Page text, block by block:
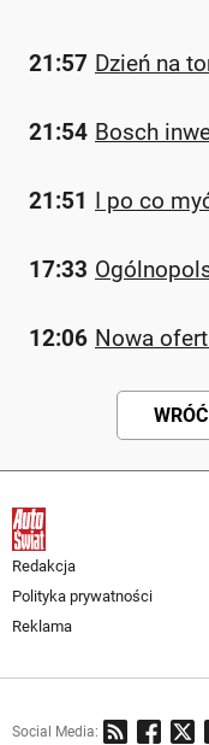
21:57 Dzień na
21:54 Bosch
21:51 I po co
17:33
12:06 Nowa
Redakcja
Polityka prywatności
Reklama
Social Media: